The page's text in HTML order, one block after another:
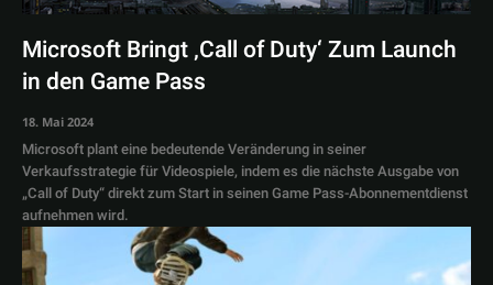
Microsoft Bringt ‚Call of Duty‘ Zum Launch
in den Game Pass
18. Mai 2024
Microsoft plant eine bedeutende Veränderung in seiner
Verkaufsstrategie für Videospiele, indem es die nächste Ausgabe von
„Call of Duty“ direkt zum Start in seinen Game Pass-Abonnementdienst
aufnehmen wird.